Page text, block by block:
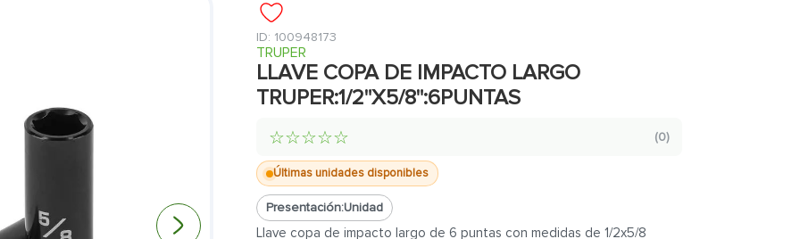
: 100948173
TRUPER
LLAVE COPA DE IMPACTO LARGO
TRUPER:1/2"X5/8":6PUNTAS
☆☆☆☆☆ (0)
Últimas unidades disponibles
Presentación:Unidad
Llave copa de impacto largo de 6 puntas con medidas de 1/2x5/8